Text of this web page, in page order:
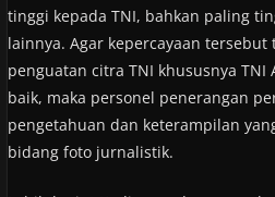
tinggi kepada TNI, bahkan paling
lainnya. Agar kepercayaan
penguatan citra TNI khususnya TNI
baik, maka personel penerangan
pengetahuan dan keterampilan
bidang foto jurnalistik.